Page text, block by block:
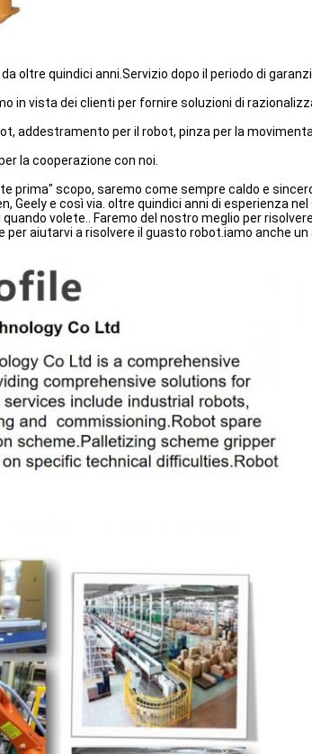
oltre quindici anni.Servizio dopo il periodo di
in vista dei clienti per fornire soluzioni di
addestramento per il robot, pinza per la
la cooperazione con noi.
prima" scopo, saremo come sempre caldo e
Geely e così via. oltre quindici anni di esperienza
volete.. Faremo del nostro meglio per
aiutarvi a risolvere il guasto robot.iamo anche